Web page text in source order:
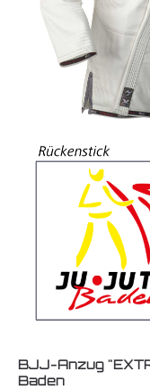
BJJ-Anzug
Baden